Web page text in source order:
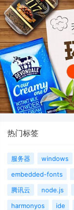
热门标签
服务器 windows
embedded-fonts
腾讯云
node.js
harmonyos
ide